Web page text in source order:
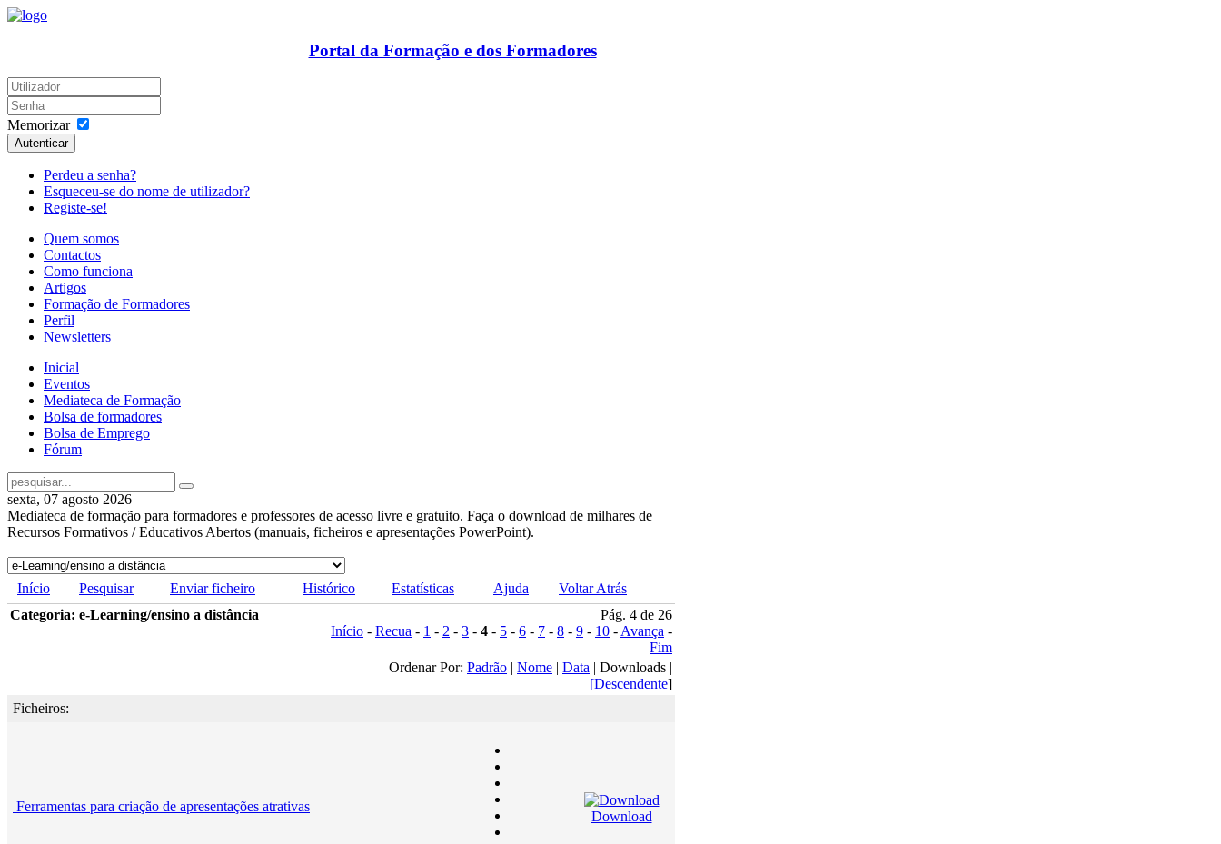
Portal da Formação e dos Formadores
Memorizar
Autenticar
Perdeu a senha?
Esqueceu-se do nome de utilizador?
Registe-se!
Quem somos
Contactos
Como funciona
Artigos
Formação de Formadores
Perfil
Newsletters
Inicial
Eventos
Mediateca de Formação
Bolsa de formadores
Bolsa de Emprego
Fórum
sexta, 07 agosto 2026
Mediateca de formação para formadores e professores de acesso livre e gratuito. Faça o download de milhares de
Recursos Formativos / Educativos Abertos (manuais, ficheiros e apresentações PowerPoint).
Início Pesquisar Enviar ficheiro Histórico Estatísticas Ajuda
Voltar Atrás
Categoria: e-Learning/ensino a distância
Pág. 4 de 26
Início - Recua - 1 - 2 - 3 - 4 - 5 - 6 - 7 - 8 - 9 - 10 -Avança -
Fim
Ordenar Por: Padrão | Nome | Data | Downloads |
[Descendente]
Ficheiros:
Ferramentas para criação de apresentações atrativas
Download